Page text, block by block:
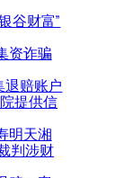
谷财富”
资诈骗
退赔账户
提供信
明天湘
判涉财